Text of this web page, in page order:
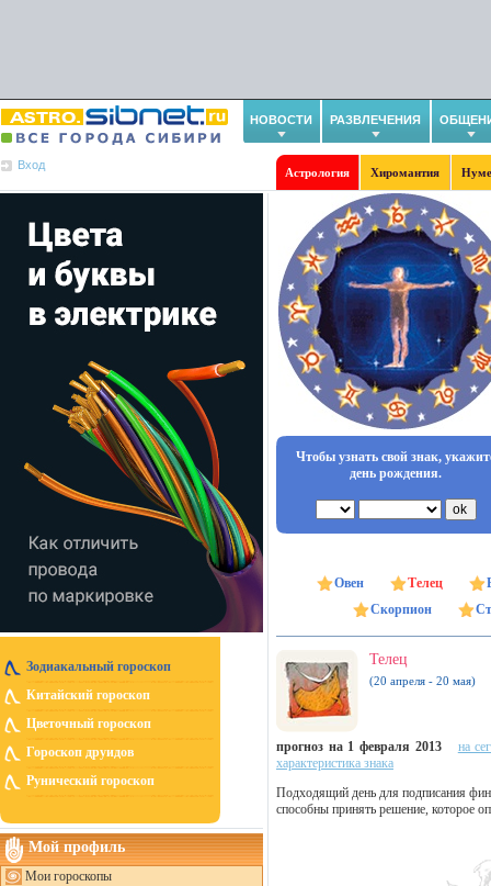
НОВОСТИ РАЗВЛЕЧЕНИЯ
Вход
Астрология Хиромантия
Зодиакальный гороскоп
Китайский гороскоп
Цветочный гороскоп
Гороскоп друидов
Рунический гороскоп
Мой профиль
Мои гороскопы
Чтобы узнать свой знак,
день рождения.
Овен Телец
Скорпион
Телец
(20 апреля - 20 мая)
прогноз на 1 февраля 2013
на
характеристика знака
Подходящий день для подписания
способны принять решение, которое